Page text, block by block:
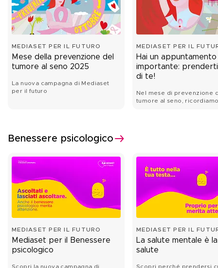
MEDIASET PER IL FUTURO
Mese della prevenzione del
tumore al seno 2025
La nuova campagna di Mediaset
per il futuro
MEDIASET PER IL
Hai un appuntamento
importante:
di te!
Nel mese di prevenzione
tumore al seno,
Benessere psicologico
MEDIASET PER IL FUTURO
Mediaset per il Benessere
psicologico
Scopri la nuova campagna di
MEDIASET PER IL
La salute mentale è
salute
Scopri perché prendersi